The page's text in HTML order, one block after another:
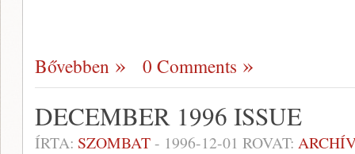
Bővebben 0 Comments
DECEMBER 1996 ISSUE
ÍRTA: SZOMBAT- 1996-12-01 ROVAT: